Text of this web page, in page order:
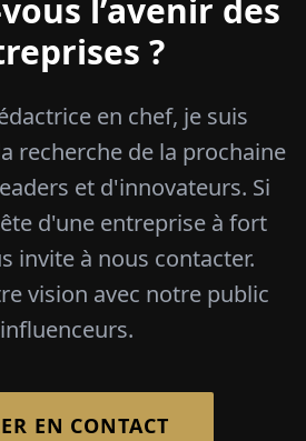
l’avenir des
?
en chef, je suis
recherche de la prochaine
et d'innovateurs. Si
d'une entreprise à fort
invite à nous contacter.
vision avec notre public
EN CONTACT